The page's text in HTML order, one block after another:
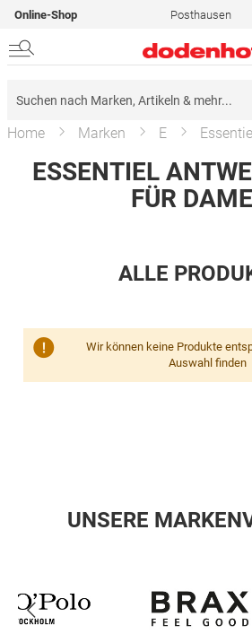
Online-Shop Posthausen
Home Marken E
ESSENTIEL
FÜR
ALLE
Wir können keine Produkte
Auswahl finden
UNSERE